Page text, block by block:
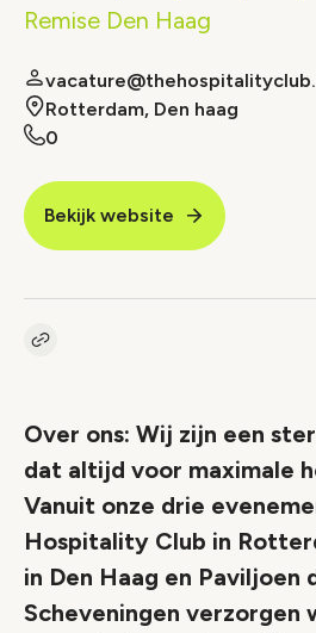
Remise Den Haag
Rotterdam, Den haag
0
Bekijk website
Kopieer link naar vacature
Over ons: Wij zijn een
dat altijd voor maximale
Vanuit onze drie
Hospitality Club in
in Den Haag en Paviljoen
Scheveningen verzorgen